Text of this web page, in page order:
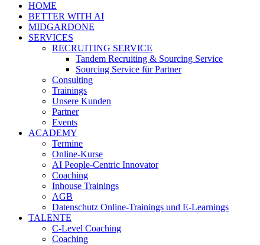
HOME
BETTER WITH AI
MIDGARDONE
SERVICES
RECRUITING SERVICE
Tandem Recruiting & Sourcing Service
Sourcing Service für Partner
Consulting
Trainings
Unsere Kunden
Partner
Events
ACADEMY
Termine
Online-Kurse
AI People-Centric Innovator
Coaching
Inhouse Trainings
AGB
Datenschutz Online-Trainings und E-Learnings
TALENTE
C-Level Coaching
Coaching